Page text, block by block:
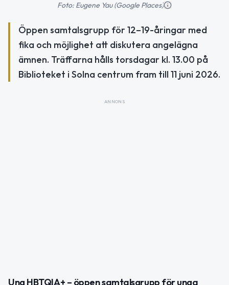
Foto: Eugene Yau (Google Places)
Öppen samtalsgrupp för 12–19-åringar med
fika och möjlighet att diskutera angelägna
ämnen. Träffarna hålls torsdagar kl. 13.00 på
Biblioteket i Solna centrum fram till 11 juni 2026.
ANNONS
Ung HBTQIA+ – öppen samtalsgrupp för unga